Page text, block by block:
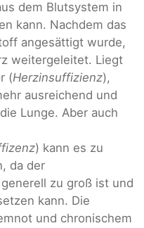
dem Blutsystem in
kann. Nachdem das
angesättigt wurde,
weitergeleitet. Liegt
(Herzinsuffizienz),
ausreichend und
Lunge. Aber auch
) kann es zu
da der
zu groß ist und
kann. Die
und chronischem